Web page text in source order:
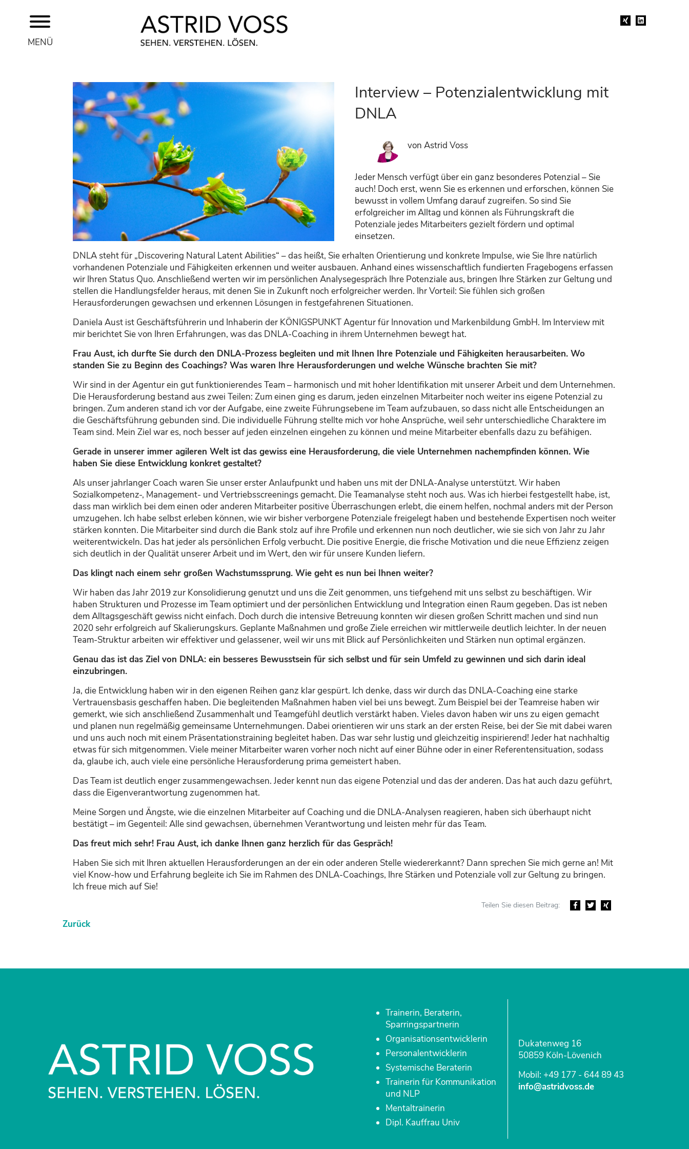
MENÜ
XingLinkedin
THEMEN
SEMINARE UND WORKSHOPS
BERATUNG
KONTAKT
REFERENZEN
Interview – Potenzialentwicklung mit
DNLA
von Astrid Voss
Jeder Mensch verfügt über ein ganz besonderes Potenzial – Sie
auch! Doch erst, wenn Siees erkennen und erforschen, können Sie
bewusst in vollem Umfang darauf zugreifen. So sind Sie
erfolgreicher im Alltag und können als Führungskraftdie
Potenziale jedes Mitarbeitersgezieltfördern und optimal
einsetzen.
DNLA steht für „Discovering Natural Latent Abilities“ – das heißt, Sie erhalten Orientierung und konkrete Impulse, wie Sie Ihre natürlich
vorhandenen Potenziale und Fähigkeiten erkennen und weiter ausbauen. Anhand eines wissenschaftlich fundierten Fragebogens erfassen
wir Ihren Status Quo. Anschließend werten wir im persönlichen Analysegespräch Ihre Potenziale aus, bringen Ihre Stärken zur Geltung und
stellen die Handlungsfelder heraus, mit denen Sie in Zukunft noch erfolgreicher werden. Ihr Vorteil: Sie fühlen sich großen
Herausforderungen gewachsen und erkennen Lösungen in festgefahrenen Situationen.
Daniela Aust ist Geschäftsführerin und Inhaberin der KÖNIGSPUNKT Agentur für Innovation und Markenbildung GmbH. Im Interview mit
mir berichtet Sie von Ihren Erfahrungen, was das DNLA-Coaching in ihrem Unternehmen bewegt hat.
Frau Aust, ich durfte Sie durch den DNLA-Prozess begleiten und mit Ihnen Ihre Potenziale und Fähigkeiten herausarbeiten. Wo
standen Sie zu Beginn des Coachings? Was waren Ihre Herausforderungen und welche Wünsche brachten Sie mit?
Wir sind in der Agenturein gut funktionierendes Team– harmonisch und mit hoher Identifikation mit unserer Arbeit und dem Unternehmen.
Die Herausforderung bestand aus zwei Teilen: Zum einen ging esdarum, jeden einzelnen Mitarbeiter noch weiter ins eigene Potenzial zu
bringen. Zum anderen stand ich vor der Aufgabe, eine zweite Führungsebene im Team aufzubauen, so dass nicht alle Entscheidungen an
die Geschäftsführung gebunden sind. Die individuelle Führung stellte mich vor hohe Ansprüche, weil sehr unterschiedliche Charaktere im
Team sind. Mein Ziel war es, noch besser auf jeden einzelnen eingehen zu können und meine Mitarbeiter ebenfalls dazu zu befähigen.
Gerade in unserer immer agileren Welt ist das gewiss eine Herausforderung, die viele Unternehmen nachempfinden können. Wie
haben Sie diese Entwicklung konkret gestaltet?
Als unser jahrlanger Coach waren Sie unser erster Anlaufpunkt und haben uns mit der DNLA-Analyse unterstützt. Wir haben
Sozialkompetenz-, Management- und Vertriebsscreenings gemacht. Die Teamanalyse steht noch aus. Was ich hierbei festgestellt habe, ist,
dass man wirklich bei dem einen oder anderen Mitarbeiter positive Überraschungen erlebt, die einem helfen, nochmal anders mit der Person
umzugehen. Ich habe selbst erleben können, wie wir bisher verborgene Potenziale freigelegt haben und bestehende Expertisen noch weiter
stärken konnten. Die Mitarbeiter sind durch die Bank stolz auf ihre Profile und erkennen nun noch deutlicher, wie sie sich von Jahr zu Jahr
weiterentwickeln. Das hat jeder als persönlichen Erfolg verbucht. Die positive Energie, die frische Motivation und die neue Effizienz zeigen
sich deutlich in der Qualität unserer Arbeit und im Wert, den wir für unsere Kunden liefern.
Das klingt nach einem sehr großen Wachstumssprung. Wie geht es nun bei Ihnen weiter?
Wir haben das Jahr 2019 zur Konsolidierung genutzt und uns die Zeit genommen, uns tiefgehend mit uns selbst zu beschäftigen. Wir
haben Strukturen und Prozesse im Teamoptimiert und der persönlichen Entwicklung und Integration einen Raum gegeben. Das ist neben
dem Alltagsgeschäft gewiss nicht einfach. Doch durch die intensive Betreuung konnten wir diesen großen Schritt machen und sind nun
2020 sehr erfolgreich auf Skalierungskurs. Geplante Maßnahmen und große Ziele erreichen wir mittlerweile deutlich leichter. In der neuen
Team-Struktur arbeiten wir effektiver und gelassener, weil wir uns mit Blick auf Persönlichkeiten und Stärken nun optimal ergänzen.
Genau das ist das Ziel von DNLA: ein besseres Bewusstsein für sich selbst und für sein Umfeld zu gewinnen und sich darin ideal
einzubringen.
Ja, die Entwicklung haben wir in den eigenen Reihen ganz klar gespürt. Ich denke, dasswirdurch das DNLA-Coaching eine starke
Vertrauensbasis geschaffen haben. Die begleitenden Maßnahmen haben viel bei uns bewegt. Zum Beispiel bei derTeamreise haben wir
gemerkt, wie sich anschließend Zusammenhalt und Teamgefühl deutlich verstärkt haben. Vieles davon haben wir uns zu eigen gemacht
und planen nun regelmäßig gemeinsame Unternehmungen. Dabei orientieren wir uns stark an der ersten Reise, bei der Sie mit dabei waren
und uns auch noch mit einem Präsentationstraining begleitet haben. Das war sehr lustig und gleichzeitig inspirierend! Jeder hat nachhaltig
etwas für sich mitgenommen. Viele meiner Mitarbeiter waren vorher noch nicht auf einer Bühne oder in einer Referentensituation, sodass
da, glaube ich, auch vieleeine persönliche Herausforderung prima gemeistert haben.
Das Team ist deutlich enger zusammengewachsen. Jeder kennt nun das eigene Potenzial und das der anderen. Das hat auch dazu geführt,
dass die Eigenverantwortung zugenommen hat.
Meine Sorgen und Ängste, wie die einzelnen Mitarbeiter auf Coaching und die DNLA-Analysen reagieren, haben sich überhaupt nicht
bestätigt– im Gegenteil: Alle sind gewachsen, übernehmen Verantwortung und leisten mehr fürdasTeam.
Das freut mich sehr! Frau Aust, ich danke Ihnen ganz herzlich für das Gespräch!
Haben Sie sich mit Ihren aktuellen Herausforderungen an der ein oder anderen Stelle wiedererkannt? Dann sprechen Sie mich gerne an! Mit
viel Know-how und Erfahrung begleite ich Sie im Rahmen des DNLA-Coachings, Ihre Stärken und Potenzialevoll zur Geltung zu bringen.
Ich freue mich auf Sie!
Teilen Sie diesen Beitrag: Facebook
TwitterXing
Zurück
Trainerin, Beraterin,
Sparringspartnerin
Organisationsentwicklerin
Personalentwicklerin
Systemische Beraterin
Trainerin für Kommunikation
und NLP
Mentaltrainerin
Dipl. Kauffrau Univ
Dukatenweg 16
50859 Köln-Lövenich
Mobil: +49 177 - 644 89 43
info@astridvoss.de